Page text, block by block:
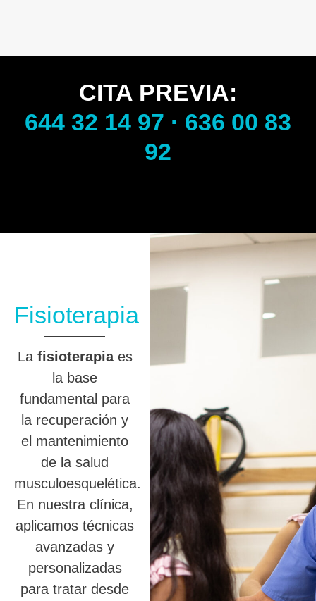
CITA PREVIA:
644 32 14 97 · 636 00 83
92
Fisioterapia
La fisioterapiaes
la base
fundamental para
la recuperación y
el mantenimiento
de la salud
musculoesquelética.
En nuestra clínica,
aplicamos técnicas
avanzadas y
personalizadas
para tratar desde